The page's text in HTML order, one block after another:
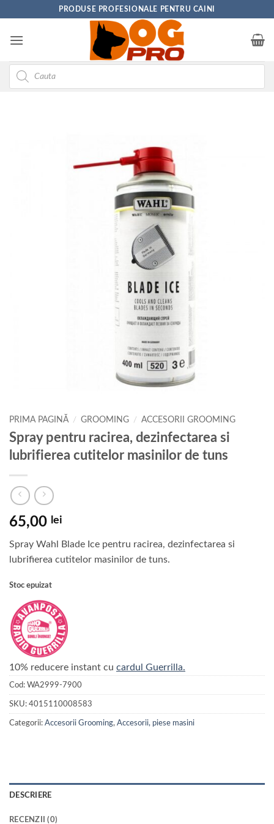
content
PRODUSE PROFESIONALE PENTRU CAINI
Products
search
PRIMA PAGINĂ / GROOMING / ACCESORII GROOMING
Spray pentru racirea, dezinfectarea si
lubrifierea cutitelor masinilor de tuns
65,00 lei
Spray Wahl Blade Ice pentru racirea, dezinfectarea si
lubrifierea cutitelor masinilor de tuns.
Stoc epuizat
10% reducere instant cu cardul Guerrilla.
Cod: WA2999-7900
SKU: 4015110008583
Categorii: Accesorii Grooming, Accesorii, piese masini
DESCRIERE
RECENZII (0)